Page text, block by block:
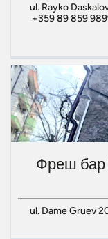
ul. Rayko
+359 89 859
Фреш бар
ul. Dame Gruev